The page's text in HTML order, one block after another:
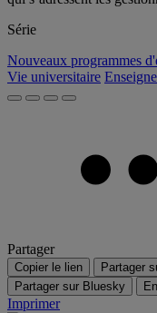
Série
Nouveaux programmes
Vie universitaire
Partager
Copier le lien Partager
Partager sur Bluesky
Imprimer